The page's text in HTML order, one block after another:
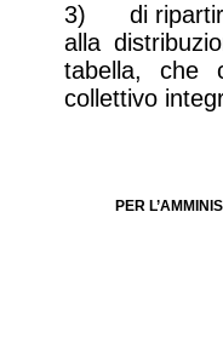
3) di ripartire
alla
tabella, che
collettivo
PER